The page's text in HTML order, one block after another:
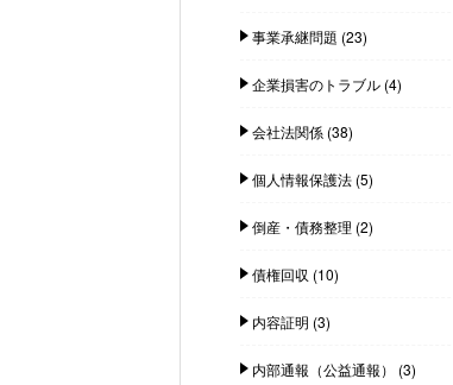
事業承継問題 (23)
企業損害のトラブル(4)
会社法関係(38)
個人情報保護法(5)
倒産・債務整理 (2)
債権回収 (10)
内容証明 (3)
内部通報（公益通報） (3)